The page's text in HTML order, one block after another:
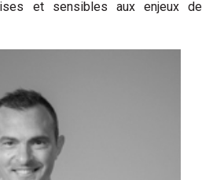
et sensibles aux enjeux de